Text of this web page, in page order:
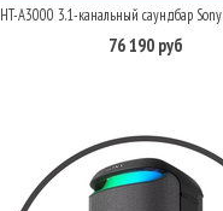
HT-A3000 3.1-канальный саундбар
76 190 руб